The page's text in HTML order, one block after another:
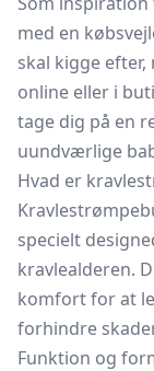
med en
skal kigge
online eller i
tage dig på en
uundværlige
Hvad er
specielt
kravlealderen.
komfort for at
forhindre
Funktion og